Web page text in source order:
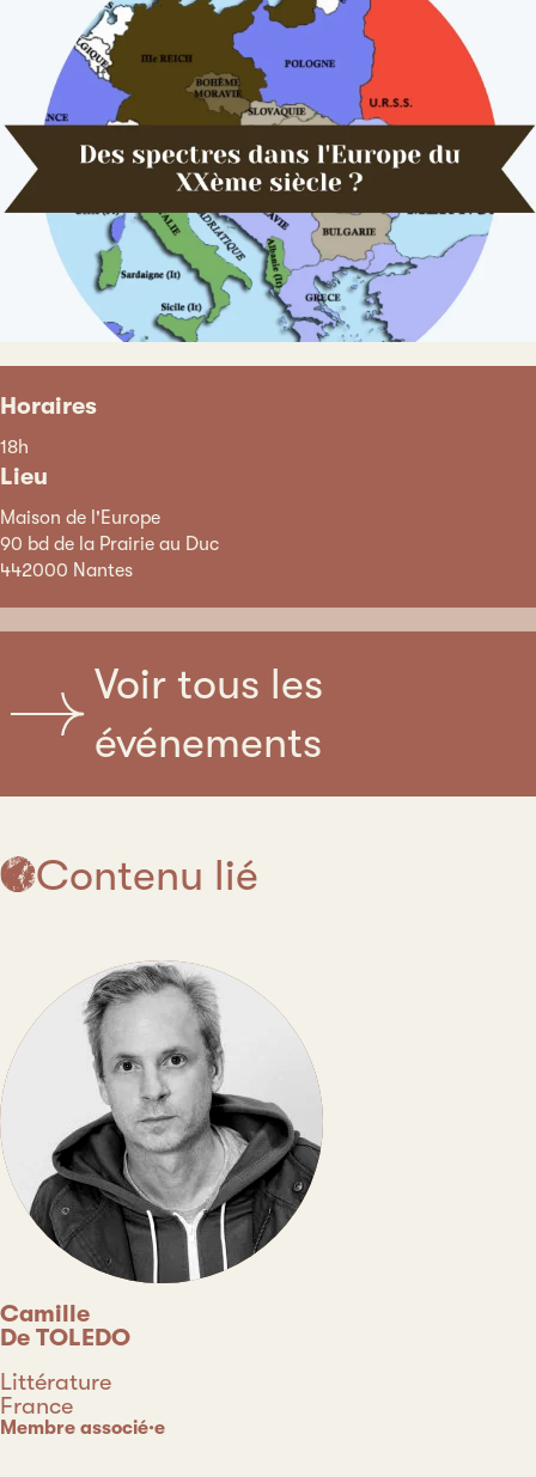
Horaires
18h
Lieu
Maison de l'Europe
90 bd de la Prairie au Duc
442000 Nantes
Voir tous les
événements
Contenu lié
Camille
De TOLEDO
Discipline
Littérature
Pays
France
Type
Membre associé·e